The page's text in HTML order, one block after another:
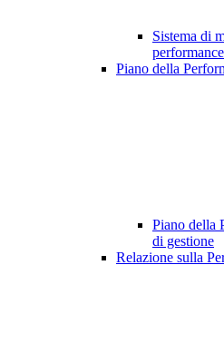
Sistema di
performance
Piano della
Piano della
di gestione
Relazione sulla